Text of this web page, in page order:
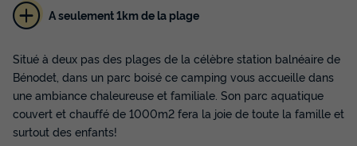
MOBILHOME 5 personnes - Mobil-home |
Classic | 2 Ch. | 5 Pers. | Terrasse simple | 1
A seulement 1km de la plage
Situé à deux pas des plages de la célèbre station balnéaire de
Bénodet, dans un parc boisé ce camping vous accueille dans
une ambiance chaleureuse et familiale. Son parc aquatique
couvert et chauffé de 1000m2 fera la joie de toute la famille et
surtout des enfants!